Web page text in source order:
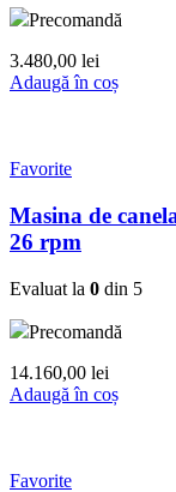
Precomandă
3.480,00 lei
Adaugă în coș
Favorite
Masina de
26 rpm
Evaluat la 0 din 5
Precomandă
14.160,00 lei
Adaugă în coș
Favorite